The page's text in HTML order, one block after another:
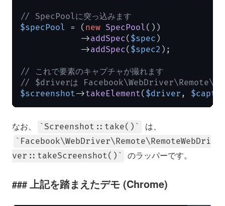
// SpecPoolに突っ込みます
$specPool = ( new SpecPool ())
            ->
addSpec( $spec )
            ->
addSpec( $spec2 );
// これで要素のキャプチャが撮れます
// $driverは
$screenshot->takeElement( $driver ,
なお、 Screenshot::take() は、
Facebook\WebDriver\Remote\RemoteWebDri
ver::takeScreenshot()
のラッパーです。
上記を踏まえたデモ (Chrome)